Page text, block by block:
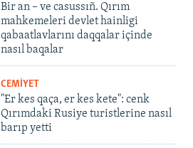
Bir an – ve casussıñ. Qırım
mahkemeleri devlet hainligi
qabaatlavlarını daqqalar içinde
nasıl baqalar
CEMİYET
"Er kes qaça, er kes kete": cenk
Qırımdaki Rusiye turistlerine nasıl
barıp yetti